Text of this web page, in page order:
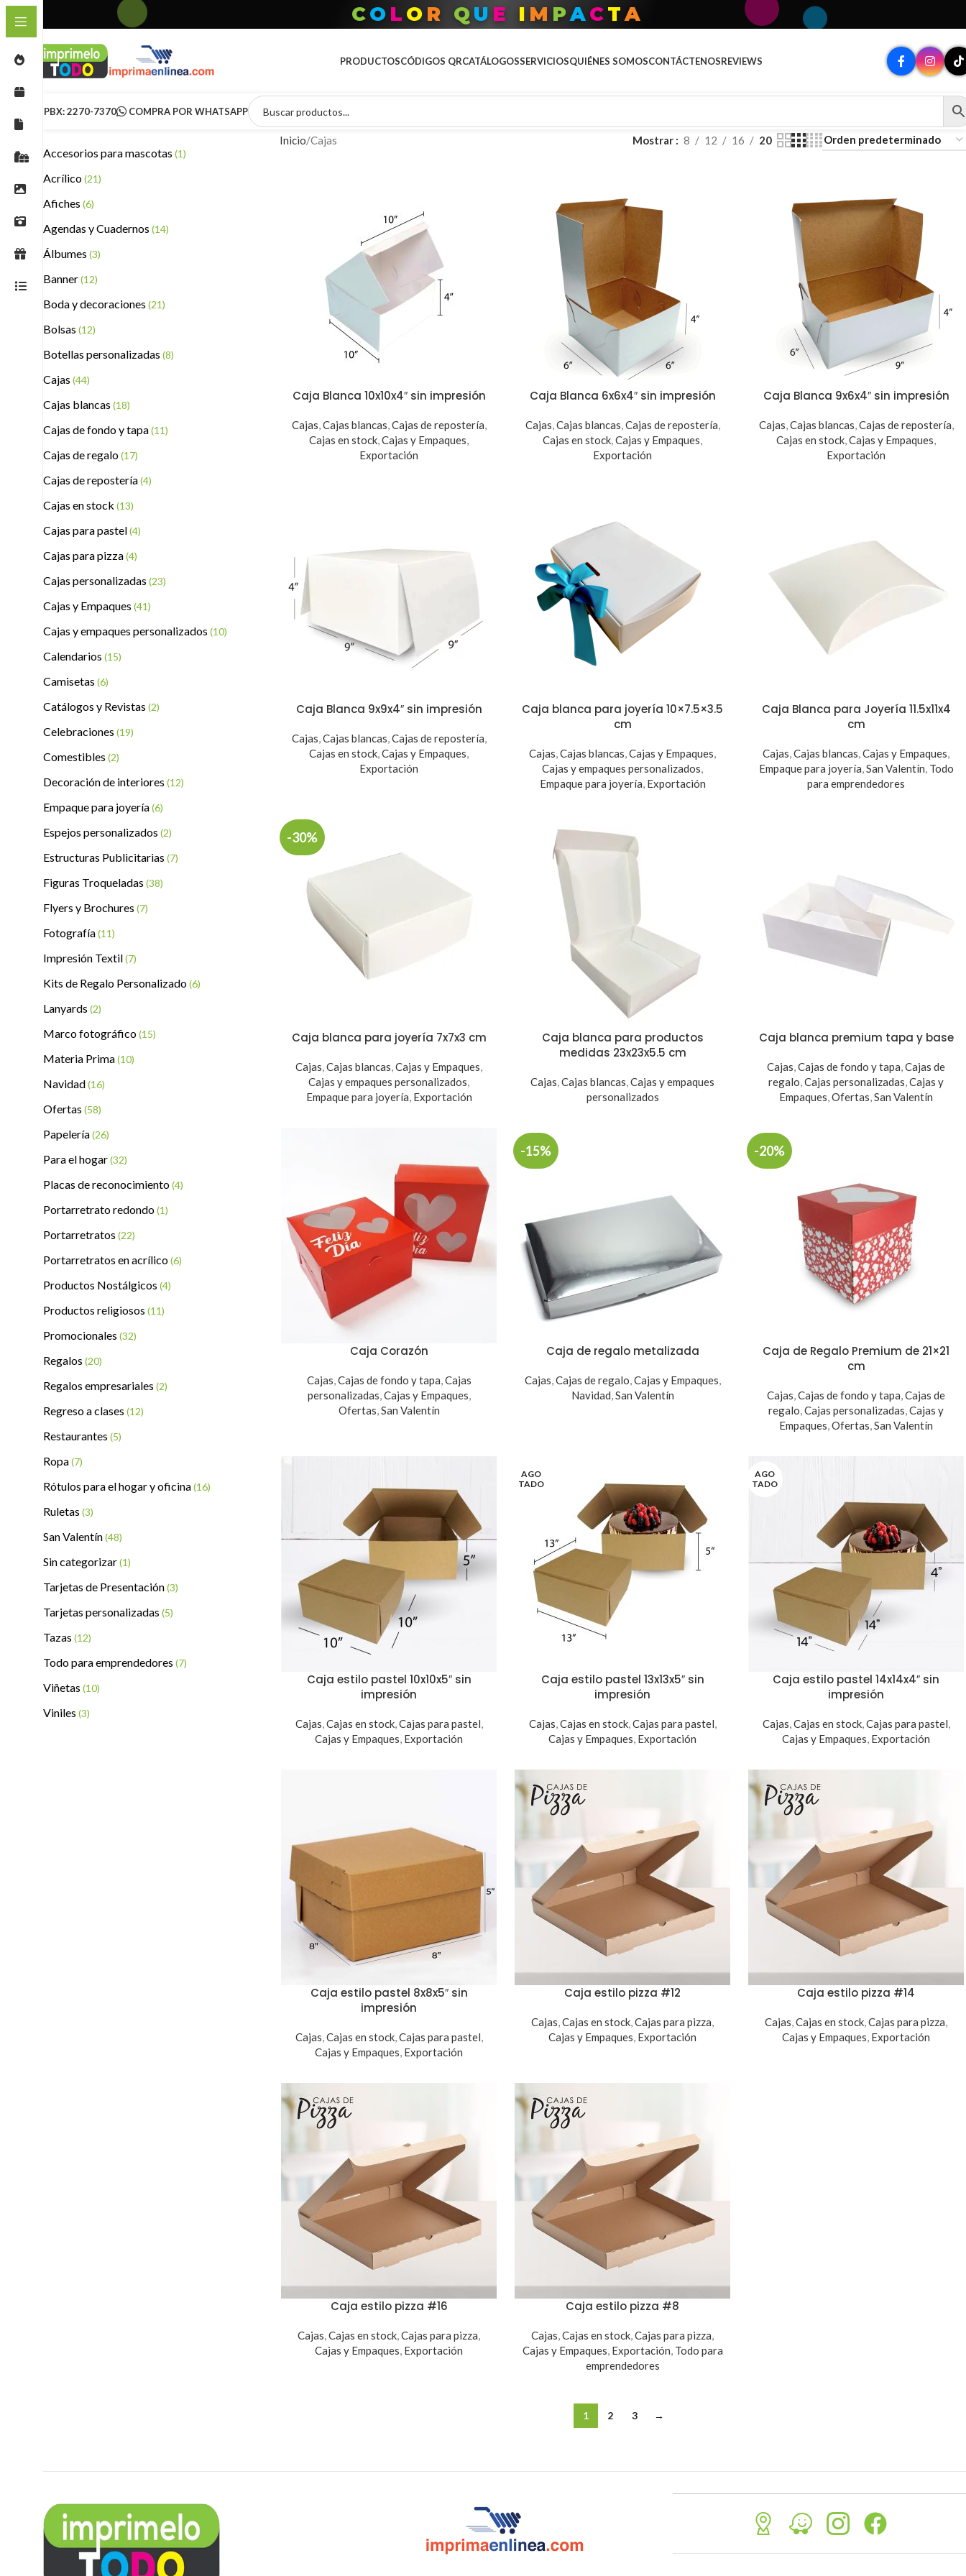
TODO P ARA T U MARCA
PRODUCTOSCÓDIGOS QRCATÁLOGOSSERVICIOSQUIÉNES SOMOSCONTÁCTENOSREVIEWS
PBX: 2270-7370 COMPRA POR WHATSAPP
Accesorios para mascotas (1)
Acrílico(21)
Afiches (6)
Agendas y Cuadernos (14)
Álbumes (3)
Banner(12)
Boda y decoraciones (21)
Bolsas (12)
Botellas personalizadas (8)
Cajas (44)
Cajas blancas (18)
Cajas de fondo y tapa(11)
Cajas de regalo(17)
Cajas de repostería(4)
Cajas en stock (13)
Cajas para pastel(4)
Cajas para pizza(4)
Cajas personalizadas (23)
Cajas y Empaques (41)
Cajas y empaques personalizados (10)
Calendarios (15)
Camisetas (6)
Catálogos y Revistas (2)
Celebraciones (19)
Comestibles (2)
Decoración de interiores (12)
Empaque para joyería(6)
Espejos personalizados (2)
Estructuras Publicitarias (7)
Figuras Troqueladas (38)
Flyers y Brochures (7)
Fotografía(11)
Impresión Textil(7)
Kits de Regalo Personalizado(6)
Lanyards (2)
Marco fotográfico(15)
Materia Prima(10)
Navidad(16)
Ofertas (58)
Papelería(26)
Para el hogar(32)
Placas de reconocimiento(4)
Portarretrato redondo(1)
Portarretratos (22)
Portarretratos en acrílico(6)
Productos Nostálgicos (4)
Productos religiosos (11)
Promocionales (32)
Regalos (20)
Regalos empresariales (2)
Regreso a clases (12)
Restaurantes (5)
Ropa(7)
Rótulos para el hogar y oficina(16)
Ruletas (3)
San Valentín(48)
Sin categorizar(1)
Tarjetas de Presentación(3)
Tarjetas personalizadas (5)
Tazas (12)
Todo para emprendedores (7)
Viñetas (10)
Viniles (3)
Inicio Cajas Mostrar 8 12 16 20
Caja Blanca 10x10x4″ sin impresión
Cajas,Cajas blancas,Cajas de repostería,
Cajas en stock,Cajas y Empaques,
Exportación
Caja Blanca 6x6x4″ sin impresión
Cajas,Cajas blancas,Cajas de repostería,
Cajas en stock,Cajas y Empaques,
Exportación
Caja Blanca 9x6x4″ sin impresión
Cajas,Cajas blancas,Cajas de repostería,
Cajas en stock,Cajas y Empaques,
Exportación
Caja Blanca 9x9x4″ sin impresión
Cajas,Cajas blancas,Cajas de repostería,
Cajas en stock,Cajas y Empaques,
Exportación
Caja blanca para joyería 10×7.5×3.5
cm
Cajas,Cajas blancas,Cajas y Empaques,
Cajas y empaques personalizados,
Empaque para joyería, Exportación
Caja Blanca para Joyería 11.5x11x4
cm
Cajas,Cajas blancas,Cajas y Empaques,
Empaque para joyería,San Valentín, Todo
para emprendedores
-30%
Caja blanca para joyería 7x7x3 cm
Cajas,Cajas blancas,Cajas y Empaques,
Cajas y empaques personalizados,
Empaque para joyería, Exportación
Caja blanca para productos
medidas 23x23x5.5 cm
Cajas,Cajas blancas,Cajas y empaques
personalizados
Caja blanca premium tapa y base
Cajas,Cajas de fondo y tapa,Cajas de
regalo,Cajas personalizadas,Cajas y
Empaques,Ofertas,San Valentín
Caja Corazón
Cajas,Cajas de fondo y tapa,Cajas
personalizadas,Cajas y Empaques,
Ofertas,San Valentín
-15%
Caja de regalo metalizada
Cajas,Cajas de regalo,Cajas y Empaques,
Navidad,San Valentín
-20%
Caja de Regalo Premium de 21×21
cm
Cajas,Cajas de fondo y tapa,Cajas de
regalo,Cajas personalizadas,Cajas y
Empaques,Ofertas,San Valentín
Caja estilo pastel 10x10x5″ sin
impresión
Cajas,Cajas en stock,Cajas para pastel,
Cajas y Empaques, Exportación
AGO
TADO
Caja estilo pastel 13x13x5″ sin
impresión
Cajas,Cajas en stock,Cajas para pastel,
Cajas y Empaques, Exportación
AGO
TADO
Caja estilo pastel 14x14x4″ sin
impresión
Cajas,Cajas en stock,Cajas para pastel,
Cajas y Empaques, Exportación
Caja estilo pastel 8x8x5″ sin
impresión
Cajas,Cajas en stock,Cajas para pastel,
Cajas y Empaques, Exportación
Caja estilo pizza #12
Cajas,Cajas en stock,Cajas para pizza,
Cajas y Empaques, Exportación
Caja estilo pizza #14
Cajas,Cajas en stock,Cajas para pizza,
Cajas y Empaques, Exportación
Caja estilo pizza #16
Cajas,Cajas en stock,Cajas para pizza,
Cajas y Empaques, Exportación
Caja estilo pizza #8
Cajas,Cajas en stock,Cajas para pizza,
Cajas y Empaques, Exportación, Todo para
emprendedores
1 2 3 →